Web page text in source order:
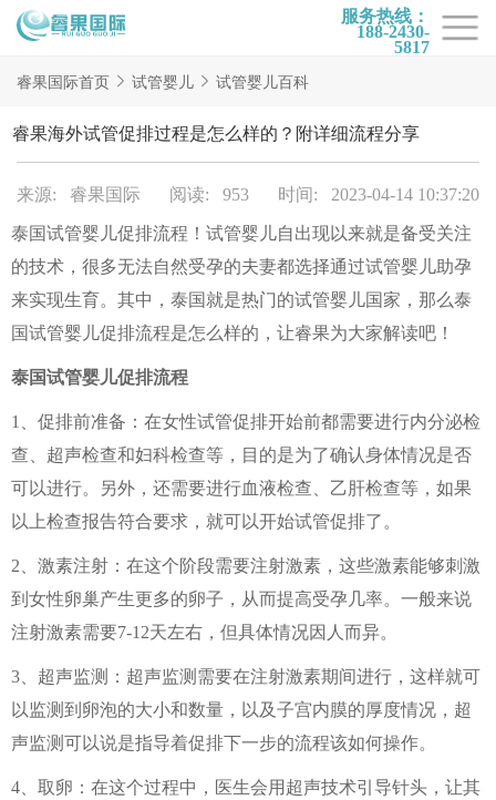
服务热线：
188-2430-
5817
首页
试管项目
试管百科
试管医院
睿果国际
睿果国际首页 试管婴儿 试管婴儿百科
睿果海外试管促排过程是怎么样的？附详细流程分享
来源: 睿果国际 阅读: 953 时间: 2023-04-14 10:37:20
泰国试管婴儿促排流程！试管婴儿自出现以来就是备受关注
的技术，很多无法自然受孕的夫妻都选择通过试管婴儿助孕
来实现生育。其中，泰国就是热门的试管婴儿国家，那么泰
国试管婴儿促排流程是怎么样的，让睿果为大家解读吧！
泰国试管婴儿促排流程
1、促排前准备：在女性试管促排开始前都需要进行内分泌检
查、超声检查和妇科检查等，目的是为了确认身体情况是否
可以进行。另外，还需要进行血液检查、乙肝检查等，如果
以上检查报告符合要求，就可以开始试管促排了。
2、激素注射：在这个阶段需要注射激素，这些激素能够刺激
到女性卵巢产生更多的卵子，从而提高受孕几率。一般来说
注射激素需要7-12天左右，但具体情况因人而异。
3、超声监测：超声监测需要在注射激素期间进行，这样就可
以监测到卵泡的大小和数量，以及子宫内膜的厚度情况，超
声监测可以说是指导着促排下一步的流程该如何操作。
4、取卵：在这个过程中，医生会用超声技术引导针头，让其